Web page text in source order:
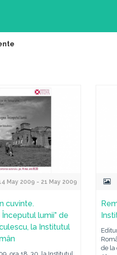
May 2009 - 21 May 2009
cuvinte.
Începutul lumii” de
la Institutul
de la